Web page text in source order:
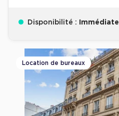
Disponibilité : Immédiate
Location de bureaux